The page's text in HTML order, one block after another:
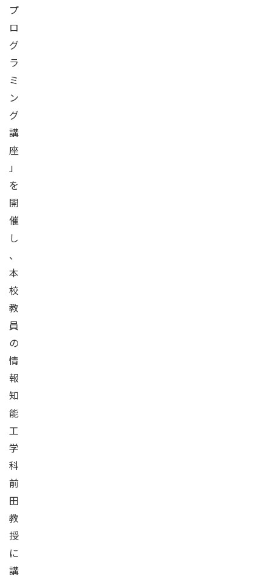
プ
ロ
グ
ラ
ミ
ン
グ
講
座
」
を
開
催
し
、
本
校
教
員
の
情
報
知
能
工
学
科
前
田
教
授
に
講